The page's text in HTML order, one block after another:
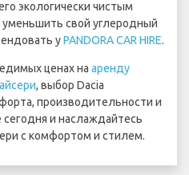
экологически чистым
свой углеродный
уPANDORA CAR HIRE.
ценах на аренду
, выбор Dacia
производительности и
и наслаждайтесь
с комфортом и стилем.